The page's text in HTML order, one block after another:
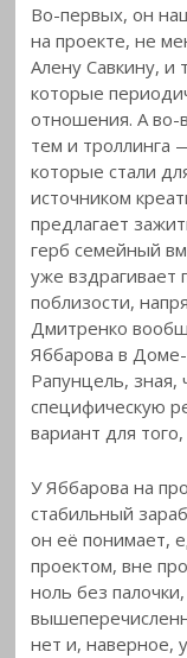
Во-первых, он
на проекте, не
Алену Савкину, и
которые
отношения. А во-
тем и троллинга
которые стали
источником
предлагает
герб семейный
уже вздрагивает
поблизости,
Дмитренко
Яббарова в
Рапунцель, зная,
специфическую
вариант для
У Яббарова на
стабильный
он её понимает,
проектом, вне
ноль без
нет и, наверное,